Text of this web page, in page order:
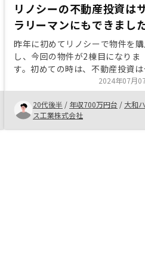
リノシーの不動産投資は
ラリーマンにもできまし
昨年に初めてリノシーで物件を購
し、今回の物件が2棟目になりま
す。初めての時は、不動産投資は
持ちがやるものだと思っており
分には縁がないものだと考えて
ましたが、実際にお話を聞いて
ところ自分にもできるのだと知っ
購入を決めました。
2024年07月
20代後半 / 年収700万円台 / 大和
ス工業株式会社